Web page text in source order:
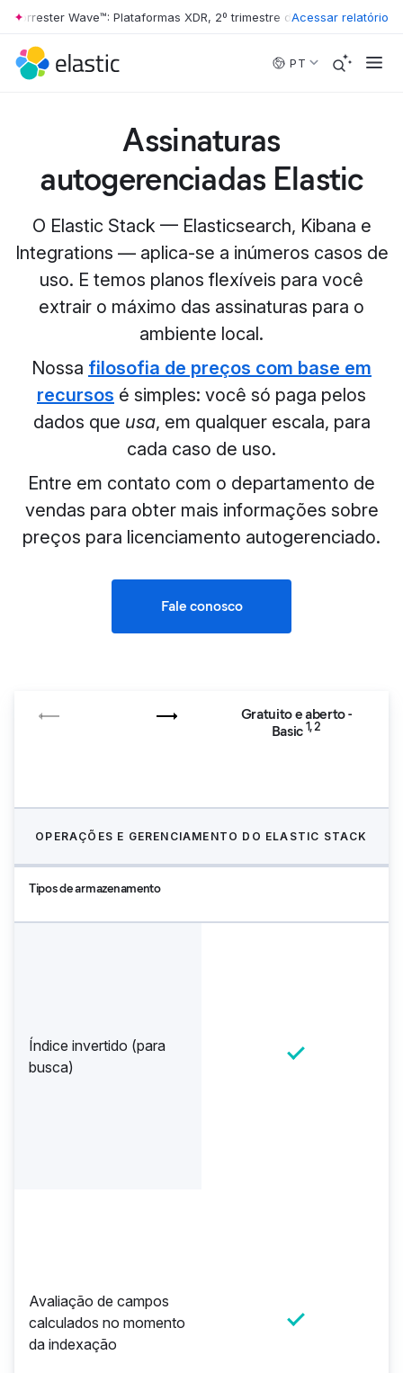
Skip to main content
Wave™: Plataformas XDR, 2º trimestre de 2026 • The Forrester
Acessar relatório
PT
Assinaturas
autogerenciadas Elastic
O Elastic Stack — Elasticsearch, Kibana e
Integrations — aplica-se a inúmeros casos de
uso. E temos planos flexíveis para você
extrair o máximo das assinaturas para o
ambiente local.
Nossa filosofia de preços com base em
recursos é simples: você só paga pelos
dados que usa, em qualquer escala, para
cada caso de uso.
Entre em contato com o departamento de
vendas para obter mais informações sobre
preços para licenciamento autogerenciado.
Fale conosco
Gratuito e aberto -
Basic 1, 2
OPERAÇÕES E GERENCIAMENTO DO ELASTIC STACK
Tipos de armazenamento
Índice invertido (para
busca)
Avaliação de campos
calculados no momento
da indexação